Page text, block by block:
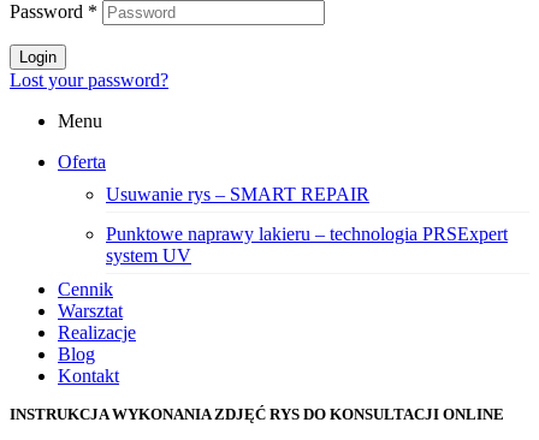
Password *
Login
Lost your password?
Menu
Oferta
Usuwanie rys – SMART REPAIR
Punktowe naprawy lakieru – technologia PRSExpert
system UV
Cennik
Warsztat
Realizacje
Blog
Kontakt
INSTRUKCJA WYKONANIA ZDJĘĆ RYS DO KONSULTACJI ONLINE